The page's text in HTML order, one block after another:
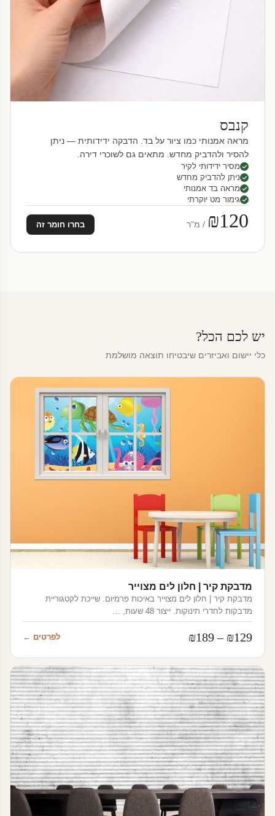
קנבס
מראה אמנותי כמו ציור על בד. הדבקה ידידותית — ניתן
להסיר ולהדביק מחדש. מתאים גם לשוכרי דירה.
מסיר ידידותי לקיר
ניתן להדביק מחדש
מראה בד אמנותי
גימור מט יוקרתי
₪120 / מ"ר בחרו חומר זה
יש לכם הכל?
כלי יישום ואביזרים שיבטיחו תוצאה מושלמת
מדבקת קיר | חלון לים מצוייר
מדבקת קיר | חלון לים מצוייר באיכות פרמיום. שייכת לקטגוריית
מדבקות לחדרי תינוקות. ייצור 48 שעות, …
₪129
–
₪189
מחירים:
עד
לפרטים ←